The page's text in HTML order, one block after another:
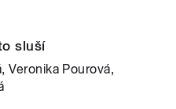
sluší
Veronika Pourová,